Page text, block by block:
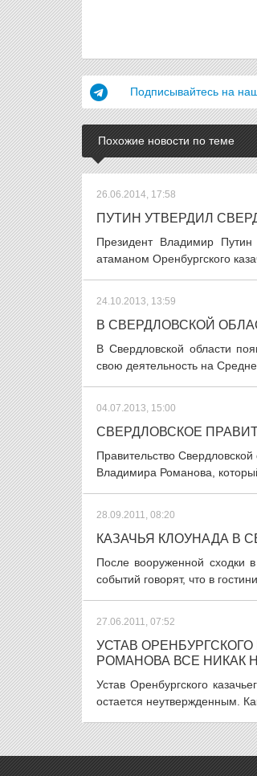
Подписывайтесь на
Похожие новости по теме
26.06.2014, 17:58
ПУТИН УТВЕРДИЛ
Президент Владимир
атаманом Оренбургского
24.10.2013, 13:59
В СВЕРДЛОВСКОЙ
В Свердловской области
свою деятельность на
04.07.2013, 15:00
СВЕРДЛОВСКОЕ
Правительство
Владимира Романова,
28.09.2011, 08:20
КАЗАЧЬЯ КЛОУНАДА В
После вооруженной сходки
событий говорят, что в
27.06.2011, 07:52
УСТАВ
РОМАНОВА ВСЕ НИКАК
Устав Оренбургского
остается неутвержденным.